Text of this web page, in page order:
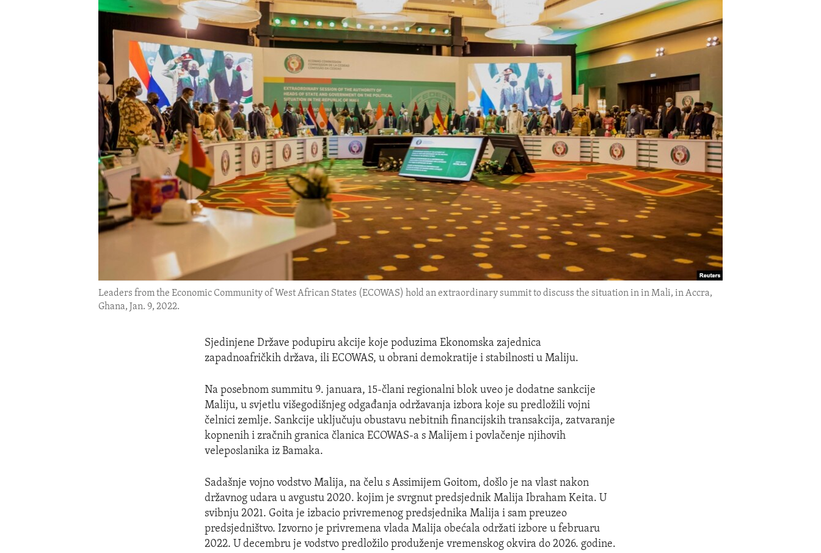
Leaders from the Economic Community of West African States (ECOWAS) hold an extraordinary summit to discuss the situation in in Mali, in Accra,
Ghana, Jan. 9, 2022.
Sjedinjene Države podupiru akcije koje poduzima Ekonomska zajednica
zapadnoafričkih država, ili ECOWAS, u obrani demokratije i stabilnosti u Maliju.
Na posebnom summitu 9. januara, 15-člani regionalni blok uveo je dodatne sankcije
Maliju, u svjetlu višegodišnjeg odgađanja održavanja izbora koje su predložili vojni
čelnici zemlje. Sankcije uključuju obustavu nebitnih financijskih transakcija, zatvaranje
kopnenih i zračnih granica članica ECOWAS-a s Malijem i povlačenje njihovih
veleposlanika iz Bamaka.
Sadašnje vojno vodstvo Malija, na čelu s Assimijem Goitom, došlo je na vlast nakon
državnog udara u avgustu 2020. kojim je svrgnut predsjednik Malija Ibraham Keita. U
svibnju 2021. Goita je izbacio privremenog predsjednika Malija i sam preuzeo
predsjedništvo. Izvorno je privremena vlada Malija obećala održati izbore u februaru
2022. U decembru je vodstvo predložilo produženje vremenskog okvira do 2026. godine.